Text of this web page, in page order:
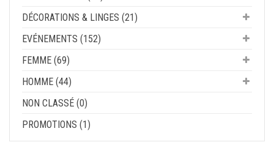
DÉCORATIONS & LINGES (21)
EVÉNEMENTS (152)
FEMME (69)
HOMME (44)
NON CLASSÉ (0)
PROMOTIONS (1)